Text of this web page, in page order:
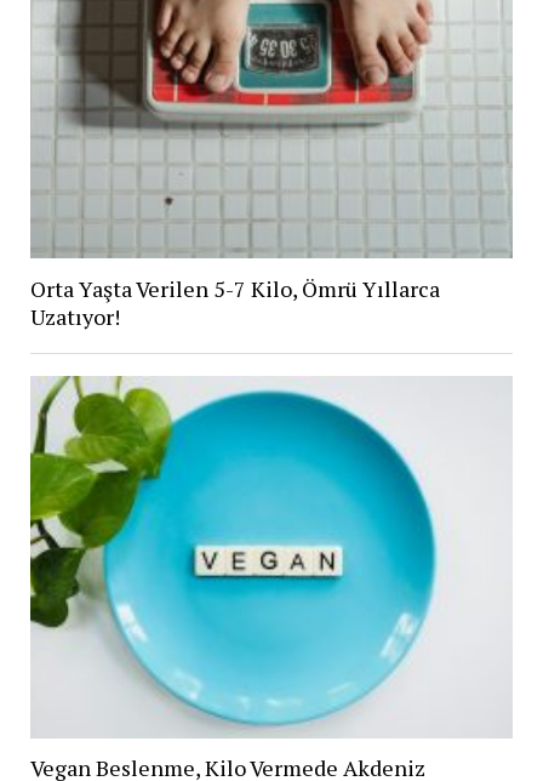
Orta Yaşta Verilen 5-7 Kilo, Ömrü Yıllarca
Uzatıyor!
Vegan Beslenme, Kilo Vermede Akdeniz